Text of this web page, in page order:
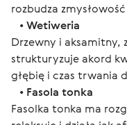
rozbudza
•Wetiweria
Drzewny i
strukturyzuje akord
głębię i czas trwania
• Fasola tonka
Fasolka tonka ma